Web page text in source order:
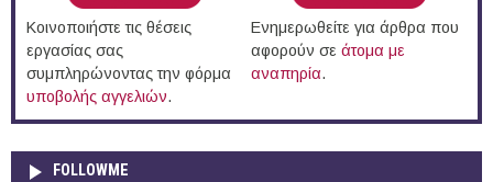
Κοινοποιήστε τις θέσεις
εργασίας σας
συμπληρώνοντας την φόρμα
υποβολής αγγελιών.
Ενημερωθείτε για άρθρα που
αφορούν σε άτομα με
αναπηρία.
FOLLOWME